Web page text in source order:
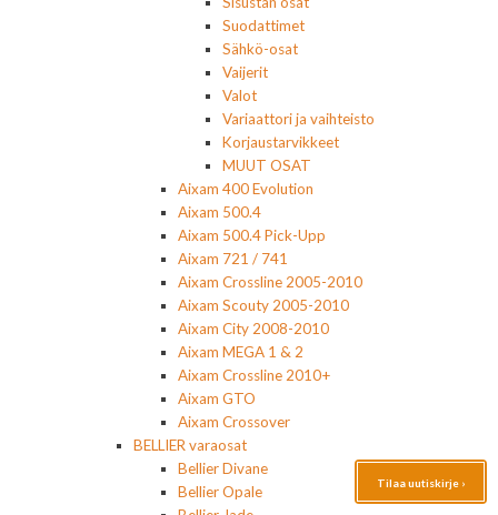
Suodattimet
Sähkö-osat
Vaijerit
Valot
Variaattori ja vaihteisto
Korjaustarvikkeet
MUUT OSAT
Aixam 400 Evolution
Aixam 500.4
Aixam 500.4 Pick-Upp
Aixam 721 / 741
Aixam Crossline 2005-2010
Aixam Scouty 2005-2010
Aixam City 2008-2010
Aixam MEGA 1 & 2
Aixam Crossline 2010+
Aixam GTO
Aixam Crossover
BELLIER varaosat
Bellier Divane
Bellier Opale
Tilaa uutiskirje ›